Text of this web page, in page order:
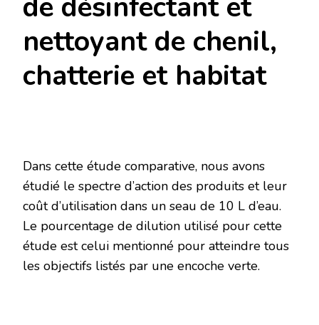
de désinfectant et
nettoyant de chenil,
chatterie et habitat
Dans cette étude comparative, nous avons
étudié le spectre d’action des produits et leur
coût d’utilisation dans un seau de 10 L d’eau.
Le pourcentage de dilution utilisé pour cette
étude est celui mentionné pour atteindre tous
les objectifs listés par une encoche verte.